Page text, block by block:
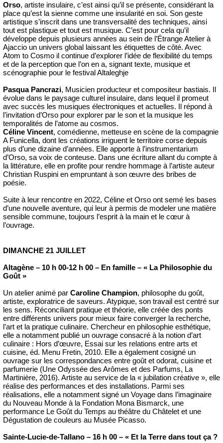
Orso, artiste insulaire, c’est ainsi qu’il se présente, considérant la
place qu’est la sienne comme une insularité en soi. Son geste
artistique s’inscrit dans une transversalité des techniques, ainsi
tout est plastique et tout est musique. C’est pour cela qu’il
développe depuis plusieurs années au sein de l’Étrange Atelier à
Ajaccio un univers global laissant les étiquettes de côté. Avec
Atom to Cosmo il continue d’explorer l’idée de flexibilité du temps
et de la perception que l’on en a, signant texte, musique et
scénographie pour le festival Altaleghje
Pasqua Pancrazi, Musicien producteur et compositeur bastiais. Il
évolue dans le paysage culturel insulaire, dans lequel il promeut
avec succès les musiques électroniques et actuelles. Il répond à
l’invitation d’Orso pour explorer par le son et la musique les
temporalités de l’atome au cosmos.
Céline Vincent, comédienne, metteuse en scène de la compagnie
A Funicella, dont les créations irriguent le territoire corse depuis
plus d’une dizaine d’années. Elle apporte à l’instrumentarium
d’Orso, sa voix de conteuse. Dans une écriture allant du compte à
la littérature, elle en profite pour rendre hommage à l’artiste auteur
Christian Ruspini en empruntant à son œuvre des bribes de
poésie.
Suite à leur rencontre en 2022, Céline et Orso ont semé les bases
d’une nouvelle aventure, qui leur à permis de modeler une matière
sensible commune, toujours l’esprit à la main et le cœur à
l’ouvrage.
DIMANCHE 21 JUILLET
Altagène – 10 h 00-12 h 00 – En famille – « La Philosophie du
Goût »
Un atelier animé par Caroline Champion, philosophe du goût,
artiste, exploratrice de saveurs. Atypique, son travail est centré sur
les sens. Réconciliant pratique et théorie, elle créée des ponts
entre différents univers pour mieux faire converger la recherche,
l’art et la pratique culinaire. Chercheur en philosophie esthétique,
elle a notamment publié un ouvrage consacré à la notion d’art
culinaire : Hors d’œuvre, Essai sur les relations entre arts et
cuisine, éd. Menu Fretin, 2010. Elle a également cosigné un
ouvrage sur les correspondances entre goût et odorat, cuisine et
parfumerie (Une Odyssée des Arômes et des Parfums, La
Martinière, 2016). Artiste au service de la « jubilation créative », elle
réalise des performances et des installations. Parmi ses
réalisations, elle a notamment signé un Voyage dans l’imaginaire
du Nouveau Monde à la Fondation Mona Bismarck, une
performance Le Goût du Temps au théâtre du Châtelet et une
Dégustation de couleurs au Musée Picasso.
Sainte-Lucie-de-Tallano – 16 h 00 – « Et la Terre dans tout ça ?